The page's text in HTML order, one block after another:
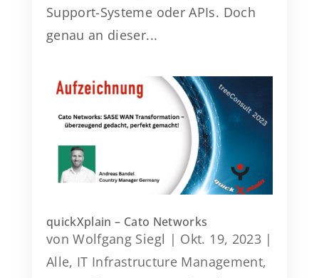
Support-Systeme oder APIs. Doch
genau an dieser...
quickXplain – Cato Networks
vonWolfgang Siegl | Okt. 19, 2023 |
Alle, IT Infrastructure Management,